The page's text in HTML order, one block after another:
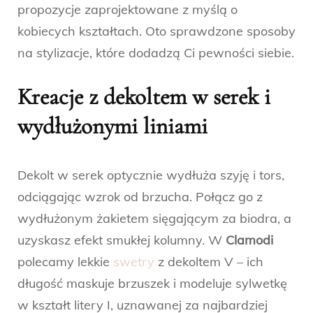
propozycje zaprojektowane z myślą o
kobiecych kształtach. Oto sprawdzone sposoby
na stylizacje, które dodadzą Ci pewności siebie.
Kreacje z dekoltem w serek i
wydłużonymi liniami
Dekolt w serek optycznie wydłuża szyję i tors,
odciągając wzrok od brzucha. Połącz go z
wydłużonym żakietem sięgającym za biodra, a
uzyskasz efekt smukłej kolumny. W Clamodi
polecamy lekkie swetry z dekoltem V – ich
długość maskuje brzuszek i modeluje sylwetkę
w kształt litery I, uznawanej za najbardziej